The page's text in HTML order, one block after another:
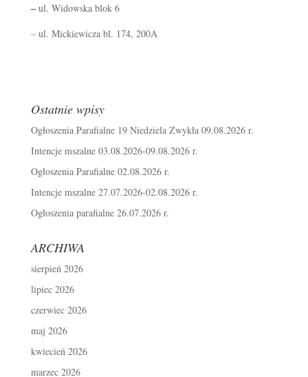
– ul. Widowska blok 6
– ul. Mickiewicza bl. 174, 200A
Ostatnie wpisy
Ogłoszenia Parafialne 19 Niedziela Zwykła 09.08.2026 r.
Intencje mszalne 03.08.2026-09.08.2026 r.
Ogłoszenia Parafialne 02.08.2026 r.
Intencje mszalne 27.07.2026-02.08.2026 r.
Ogłoszenia parafialne 26.07.2026 r.
ARCHIWA
sierpień 2026
lipiec 2026
czerwiec 2026
maj 2026
kwiecień 2026
marzec 2026